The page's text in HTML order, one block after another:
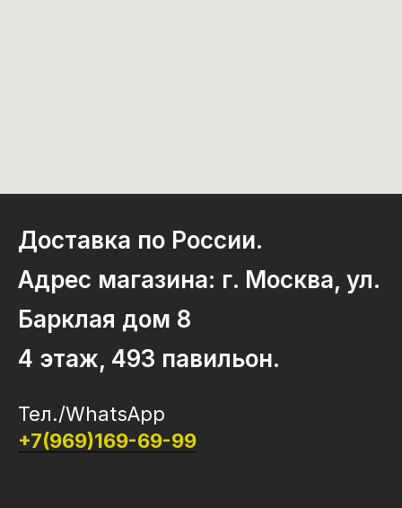
Доставка по России.
Адрес магазина: г. Москва, ул.
Барклая дом 8
4 этаж, 493 павильон.
Тел./WhatsApp
+7(969)169-69-99